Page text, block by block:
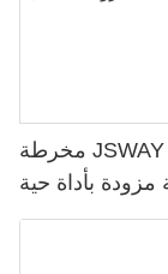
مخرطة JSWAY TD266 الكهربائية ذات 6 محاور CNC
بأداة حية